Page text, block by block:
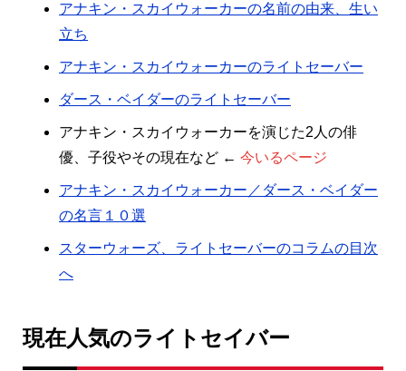
アナキン・スカイウォーカーの名前の由来、生い
立ち
アナキン・スカイウォーカーのライトセーバー
ダース・ベイダーのライトセーバー
アナキン・スカイウォーカーを演じた2人の俳
優、子役やその現在など ← 今いるページ
アナキン・スカイウォーカー／ダース・ベイダー
の名言１０選
スターウォーズ、ライトセーバーのコラムの目次
へ
現在人気のライトセイバー